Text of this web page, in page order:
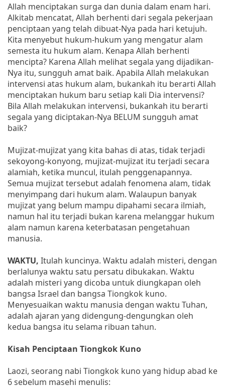
Allah menciptakan surga dan dunia dalam enam hari.
Alkitab mencatat, Allah berhenti dari segala pekerjaan
penciptaan yang telah dibuat-Nya pada hari ketujuh.
Kita menyebut hukum-hukum yang mengatur alam
semesta itu hukum alam. Kenapa Allah berhenti
mencipta? Karena Allah melihat segala yang dijadikan-
Nya itu, sungguh amat baik. Apabila Allah melakukan
intervensi atas hukum alam, bukankah itu berarti Allah
menciptakan hukum baru setiap kali Dia intervensi?
Bila Allah melakukan intervensi, bukankah itu berarti
segala yang diciptakan-Nya BELUM sungguh amat
baik?
Mujizat-mujizat yang kita bahas di atas, tidak terjadi
sekoyong-konyong, mujizat-mujizat itu terjadi secara
alamiah, ketika muncul, itulah penggenapannya.
Semua mujizat tersebut adalah fenomena alam, tidak
menyimpang dari hukum alam. Walaupun banyak
mujizat yang belum mampu dipahami secara ilmiah,
namun hal itu terjadi bukan karena melanggar hukum
alam namun karena keterbatasan pengetahuan
manusia.
WAKTU, Itulah kuncinya. Waktu adalah misteri, dengan
berlalunya waktu satu persatu dibukakan. Waktu
adalah misteri yang dicoba untuk diungkapan oleh
bangsa Israel dan bangsa Tiongkok kuno.
Menyesuaikan waktu manusia dengan waktu Tuhan,
adalah ajaran yang didengung-dengungkan oleh
kedua bangsa itu selama ribuan tahun.
Kisah Penciptaan Tiongkok Kuno
Laozi, seorang nabi Tiongkok kuno yang hidup abad ke
6 sebelum masehi menulis: